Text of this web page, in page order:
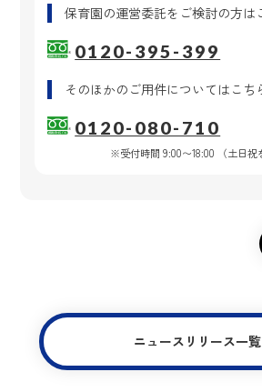
保育園の運営委託をご検討の方は
0120-395-399
そのほかのご用件についてはこち
0120-080-710
※受付時間 9:00〜18:00 （土日祝
ニュースリリース一覧